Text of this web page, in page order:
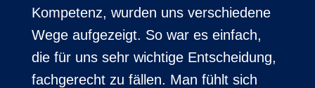
Kompetenz, wurden uns verschiedene
Wege aufgezeigt. So war es einfach,
die für uns sehr wichtige Entscheidung,
fachgerecht zu fällen. Man fühlt sich